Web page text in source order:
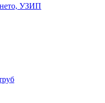
УЗИП